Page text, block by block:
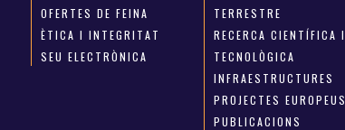
OFERTES DE FEINA
ÈTICA I INTEGRITAT
SEU ELECTRÒNICA
TERRESTRE
RECERCA CIENTÍFICA I
TECNOLÒGICA
INFRAESTRUCTURES
PROJECTES EUROPEUS
PUBLICACIONS